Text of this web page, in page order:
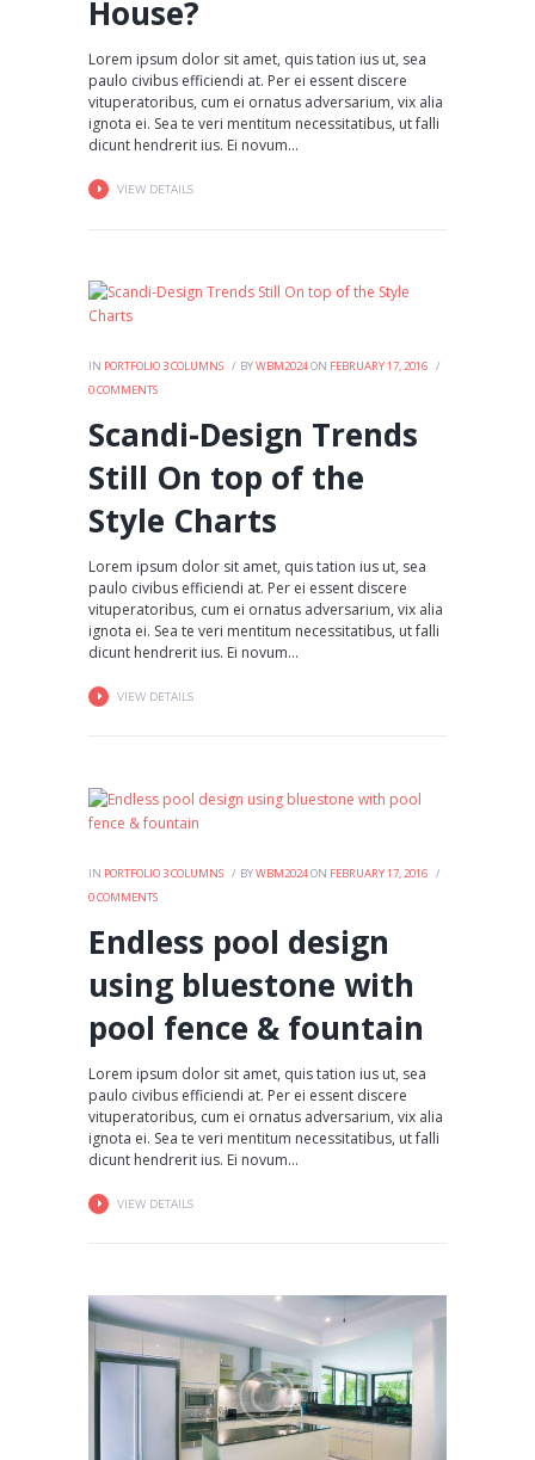
House?
Lorem ipsum dolor sit amet, quis tation ius ut, sea
paulo civibus efficiendi at. Per ei essent discere
vituperatoribus, cum ei ornatus adversarium, vix alia
ignota ei. Sea te veri mentitum necessitatibus, ut falli
dicunt hendrerit ius. Ei novum...
VIEW DETAILS
IN PORTFOLIO 3 COLUMNS BYWBM2024ON FEBRUARY 17, 2016
0COMMENTS
Scandi-Design Trends
Still On top of the
Style Charts
Lorem ipsum dolor sit amet, quis tation ius ut, sea
paulo civibus efficiendi at. Per ei essent discere
vituperatoribus, cum ei ornatus adversarium, vix alia
ignota ei. Sea te veri mentitum necessitatibus, ut falli
dicunt hendrerit ius. Ei novum...
VIEW DETAILS
IN PORTFOLIO 3 COLUMNS BYWBM2024ON FEBRUARY 17, 2016
0COMMENTS
Endless pool design
using bluestone with
pool fence & fountain
Lorem ipsum dolor sit amet, quis tation ius ut, sea
paulo civibus efficiendi at. Per ei essent discere
vituperatoribus, cum ei ornatus adversarium, vix alia
ignota ei. Sea te veri mentitum necessitatibus, ut falli
dicunt hendrerit ius. Ei novum...
VIEW DETAILS